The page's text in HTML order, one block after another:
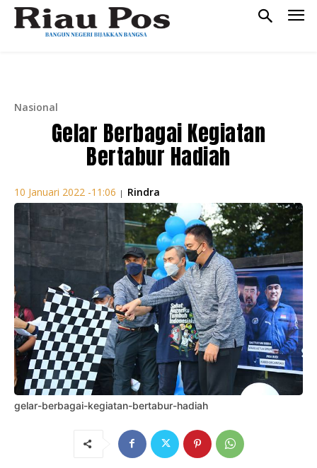
Nasional
Gelar Berbagai Kegiatan
Bertabur Hadiah
10 Januari 2022 -11:06 | Rindra
gelar-berbagai-kegiatan-bertabur-hadiah